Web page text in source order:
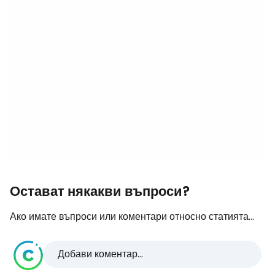
Остават някакви въпроси?
Ако имате въпроси или коментари относно статията...
Добави коментар...